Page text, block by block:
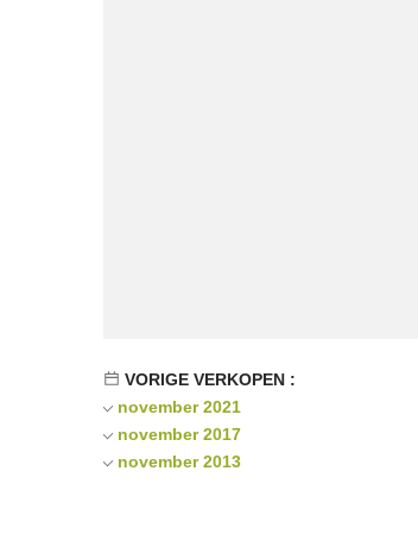
VORIGE VERKOPEN :
november 2021
november 2017
november 2013